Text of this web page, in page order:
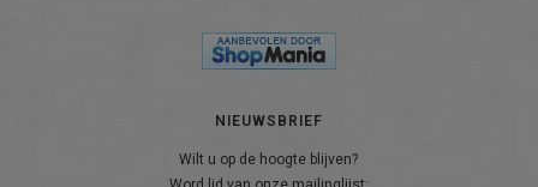
NIEUWSBRIEF
Wilt u op de hoogte blijven?